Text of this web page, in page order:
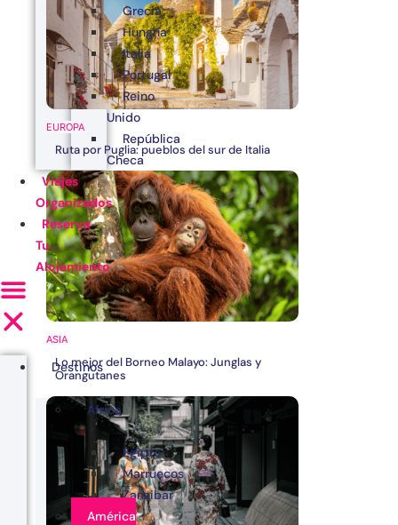
EUROPA
Ruta por Puglia: pueblos del sur de Italia
ASIA
Lo mejor del Borneo Malayo: Junglas y
Orangutanes
Grecia
Hungría
Italia
Portugal
Reino
Unido
República
Checa
Viajes
Organizados
Reserva
Tu
Alojamiento
Destinos
África
Egipto
Marruecos
Zanzibar
América